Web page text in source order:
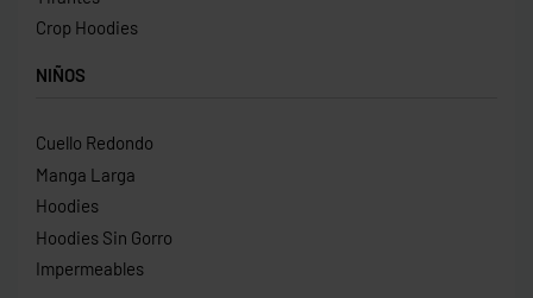
Crop Hoodies
NIÑOS
Cuello Redondo
Manga Larga
Hoodies
Hoodies Sin Gorro
Impermeables